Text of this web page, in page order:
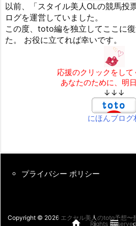
以前、「スタイル美人OLの競馬
ログを運営していました。
この度、toto編を独立してここに
た。 お役に立てれば幸いです。
応援のクリックをして
あなたのために、明
↓↓↓
にほんブログ
プライバシー ポリシー
Copyright © 2026 エクセル美人のtoto予想〜
Rights
 